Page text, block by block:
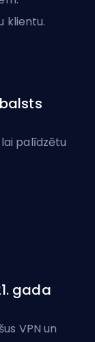
klientu.
palīdzētu
gada
VPN un